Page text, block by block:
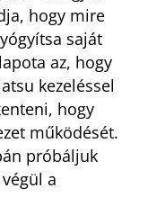
hogy mire
saját
az, hogy
kezeléssel
hogy
működését.
próbáljuk
a